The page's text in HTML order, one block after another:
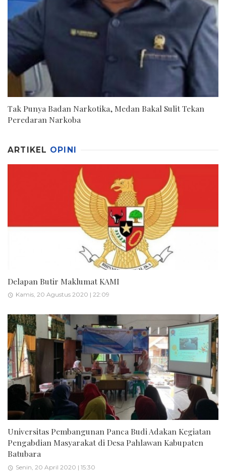
Tak Punya Badan Narkotika, Medan Bakal Sulit Tekan
Peredaran Narkoba
ARTIKEL OPINI
Delapan Butir Maklumat KAMI
Kamis, 20 Agustus 2020 | 22:09
Universitas Pembangunan Panca Budi Adakan Kegiatan
Pengabdian Masyarakat di Desa Pahlawan Kabupaten
Batubara
Senin, 20 April 2020 | 15:30